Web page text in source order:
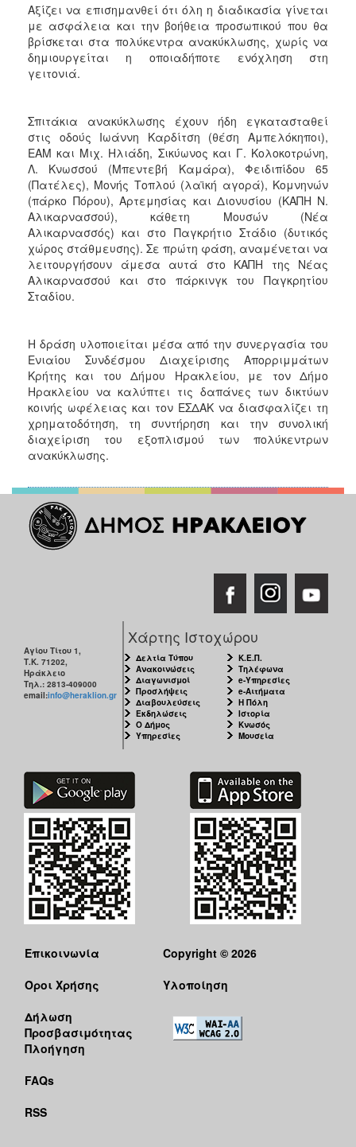
Αξίζει να επισημανθεί ότι όλη η διαδικασία γίνεται
με ασφάλεια και την βοήθεια προσωπικού που θα
βρίσκεται στα πολύκεντρα ανακύκλωσης, χωρίς να
δημιουργείται η οποιαδήποτε ενόχληση στη
γειτονιά.
Σπιτάκια ανακύκλωσης έχουν ήδη εγκατασταθεί
στις οδούς Ιωάννη Καρδίτση (θέση Αμπελόκηποι),
ΕΑΜ και Μιχ. Ηλιάδη, Σικύωνος και Γ. Κολοκοτρώνη,
Λ. Κνωσσού (Μπεντεβή Καμάρα), Φειδιπίδου 65
(Πατέλες), Μονής Τοπλού (λαϊκή αγορά), Κομνηνών
(πάρκο Πόρου), Αρτεμησίας και Διονυσίου (ΚΑΠΗ Ν.
Αλικαρνασσού), κάθετη Μουσών (Νέα
Αλικαρνασσός) και στο Παγκρήτιο Στάδιο (δυτικός
χώρος στάθμευσης). Σε πρώτη φάση, αναμένεται να
λειτουργήσουν άμεσα αυτά στο ΚΑΠΗ της Νέας
Αλικαρνασσού και στο πάρκινγκ του Παγκρητίου
Σταδίου.
Η δράση υλοποιείται μέσα από την συνεργασία του
Ενιαίου Συνδέσμου Διαχείρισης Απορριμμάτων
Κρήτης και του Δήμου Ηρακλείου, με τον Δήμο
Ηρακλείου να καλύπτει τις δαπάνες των δικτύων
κοινής ωφέλειας και τον ΕΣΔΑΚ να διασφαλίζει τη
χρηματοδότηση, τη συντήρηση και την συνολική
διαχείριση του εξοπλισμού των πολύκεντρων
ανακύκλωσης.
Αγίου Τίτου 1,
Τ.Κ. 71202,
Ηράκλειο
Τηλ.: 2813-409000
email:info@heraklion.gr
Χάρτης Ιστοχώρου
Δελτία Τύπου
Ανακοινώσεις
Διαγωνισμοί
Προσλήψεις
Διαβουλεύσεις
Εκδηλώσεις
Ο Δήμος
Υπηρεσίες
Κ.Ε.Π.
Τηλέφωνα
e-Υπηρεσίες
e-Αιτήματα
Η Πόλη
Ιστορία
Κνωσός
Μουσεία
Επικοινωνία
Όροι Χρήσης
Δήλωση
Προσβασιμότητας
Πλοήγηση
FAQs
RSS
Copyright © 2026
Υλοποίηση